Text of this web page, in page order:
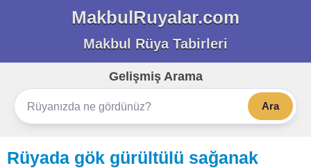
MakbulRuyalar.com
Makbul Rüya Tabirleri
Gelişmiş Arama
Ara
Rüyada gök gürültülü sağanak